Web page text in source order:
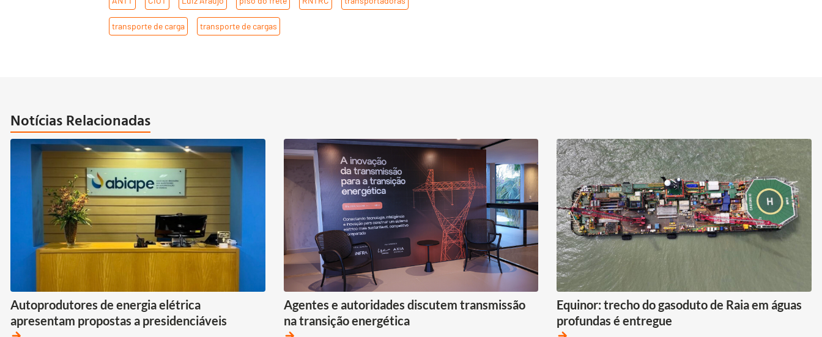
transporte de carga transporte de cargas
Notícias Relacionadas
Autoprodutores de energia elétrica
apresentam propostas a presidenciáveis
Agentes e autoridades discutem transmissão
na transição energética
Equinor: trecho do gasoduto de Raia em águas
profundas é entregue